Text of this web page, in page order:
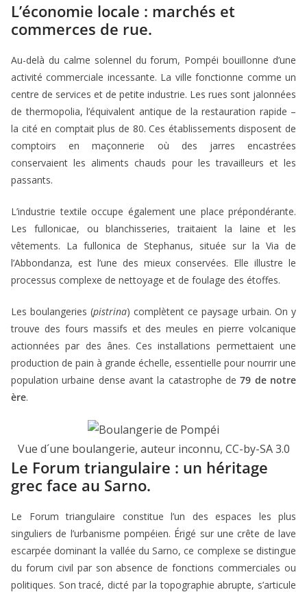
L’économie locale : marchés et
commerces de rue.
Au-delà du calme solennel du forum, Pompéi bouillonne d’une
activité commerciale incessante. La ville fonctionne comme un
centre de services et de petite industrie. Les rues sont jalonnées
de thermopolia, l’équivalent antique de la restauration rapide –
la cité en comptait plus de 80. Ces établissements disposent de
comptoirs en maçonnerie où des jarres encastrées
conservaient les aliments chauds pour les travailleurs et les
passants.
L’industrie textile occupe également une place prépondérante.
Les fullonicae, ou blanchisseries, traitaient la laine et les
vêtements. La fullonica de Stephanus, située sur la Via de
l’Abbondanza, est l’une des mieux conservées. Elle illustre le
processus complexe de nettoyage et de foulage des étoffes.
Les boulangeries (pistrina) complètent ce paysage urbain. On y
trouve des fours massifs et des meules en pierre volcanique
actionnées par des ânes. Ces installations permettaient une
production de pain à grande échelle, essentielle pour nourrir une
population urbaine dense avant la catastrophe de79 de notre
ère.
Vue d´une boulangerie, auteur inconnu, CC-by-SA 3.0
Le Forum triangulaire : un héritage
grec face au Sarno.
Le Forum triangulaire constitue l’un des espaces les plus
singuliers de l’urbanisme pompéien. Érigé sur une crête de lave
escarpée dominant la vallée du Sarno, ce complexe se distingue
du forum civil par son absence de fonctions commerciales ou
politiques. Son tracé, dicté par la topographie abrupte, s’articule